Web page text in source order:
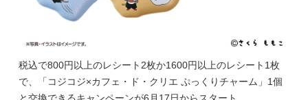
税込で800円以上のレシート2枚か1600円以上のレシート1枚
で、「コジコジ×カフェ・ド・クリエ ぷっくりチャーム」1個
と交換できるキャンペーンが6月17日からスタート